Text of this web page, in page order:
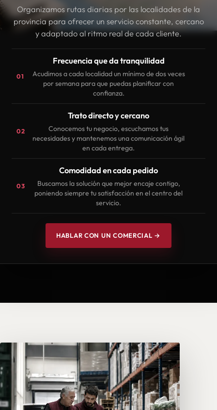
Organizamos rutas diarias por las localidades de la
provincia para ofrecer un servicio constante, cercano
y adaptado al ritmo real de cada cliente.
01
Frecuencia que da tranquilidad
Acudimos a cada localidad un mínimo de dos veces
por semana para que puedas planificar con
confianza.
02
Trato directo y cercano
Conocemos tu negocio, escuchamos tus
necesidades y mantenemos una comunicación ágil
en cada entrega.
03
Comodidad en cada pedido
Buscamos la solución que mejor encaje contigo,
poniendo siempre tu satisfacción en el centro del
servicio.
HABLAR CON UN COMERCIAL →